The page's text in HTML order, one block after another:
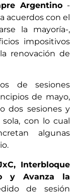
Argentino -
acuerdos con el
la mayoría-,
impositivos
renovación de
de sesiones
de mayo,
dos sesiones y
con lo cual
algunas
Interbloque
y Avanza la
de sesión